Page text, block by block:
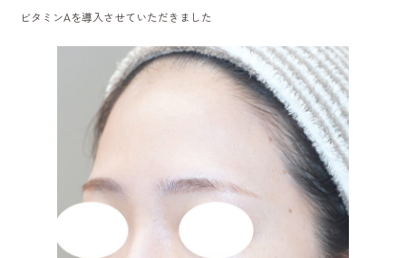
ビタミンAを導入させていただきました